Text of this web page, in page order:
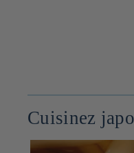
Cuisinez